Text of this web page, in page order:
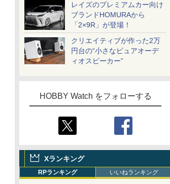
レイズのプレミアムカー向け
ブランドHOMURAから
「2×9R」が登場！
クリエイティブが作った2万
円台の“小さなピュアオーデ
ィオスピーカー”
HOBBY Watch をフォローする
Xランキング
RPランキング いいねランキング